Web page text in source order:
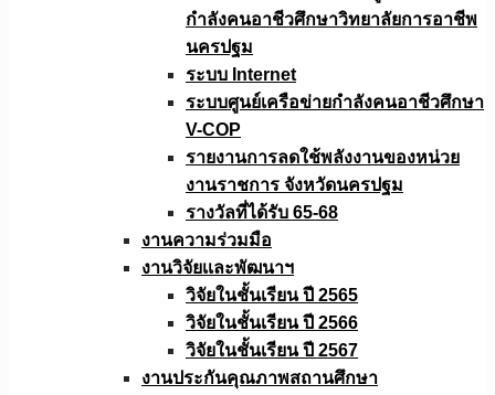
กำลังคนอาชีวศึกษาวิทยาลัยการอาชีพ
นครปฐม
ระบบ Internet
ระบบศูนย์เครือข่ายกำลังคนอาชีวศึกษา
V-COP
รายงานการลดใช้พลังงานของหน่วย
งานราชการ จังหวัดนครปฐม
รางวัลที่ได้รับ 65-68
งานความร่วมมือ
งานวิจัยเเละพัฒนาฯ
วิจัยในชั้นเรียน ปี 2565
วิจัยในชั้นเรียน ปี 2566
วิจัยในชั้นเรียน ปี 2567
งานประกันคุณภาพสถานศึกษา